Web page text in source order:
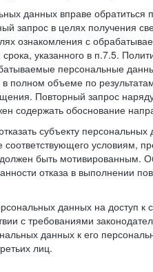
данных вправе обратиться
запрос в целях получения
ознакомления с
указанного в п.7.5.
персональные
полном объеме по
Повторный запрос
содержать обоснование
субъекту
соответствующего условиям,
быть мотивированным.
отказа в выполнении
данных на доступ
с требованиями
данных к его
лиц.